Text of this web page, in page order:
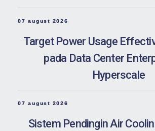
07 august 2026
Target Power Usage
pada Data Center
Hyperscale
07 august 2026
Sistem Pendingin Air